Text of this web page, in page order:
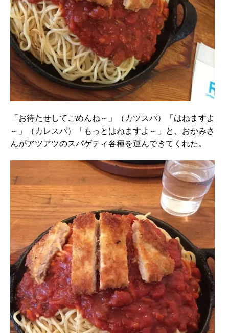
「お待たせしてごめんね～」（カツスパ）「はねますよ
～」（カレスパ）「もっとはねますよ～」と、おかみさ
んがアツアツのスパゲティ各種を運んできてくれた。